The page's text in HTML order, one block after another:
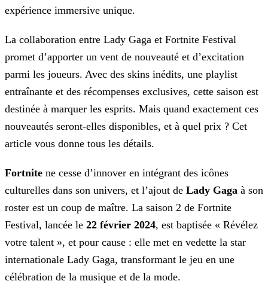
expérience immersive unique.
La collaboration entre Lady Gaga et Fortnite Festival
promet d’apporter un vent de nouveauté et d’excitation
parmi les joueurs. Avec des skins inédits, une playlist
entraînante et des récompenses exclusives, cette saison est
destinée à marquer les esprits. Mais quand exactement ces
nouveautés seront-elles disponibles, et à quel prix ? Cet
article vous donne tous les détails.
Fortnite ne cesse d’innover en intégrant des icônes
culturelles dans son univers, et l’ajout de Lady Gaga à son
roster est un coup de maître. La saison 2 de Fortnite
Festival, lancée le 22 février 2024, est baptisée « Révélez
votre talent », et pour cause : elle met en vedette la star
internationale Lady Gaga, transformant le jeu en une
célébration de la musique et de la mode.